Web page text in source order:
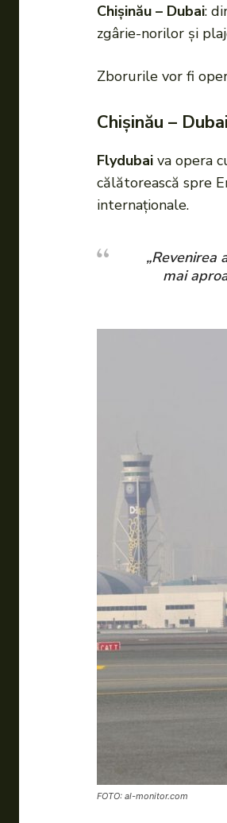
Chișinău – Dubai:
zgârie-norilor și
Zborurile vor fi
Chișinău –
Flydubai va opera
călătorească spre
internaționale.
„Revenirea
mai
FOTO: al-monitor.com